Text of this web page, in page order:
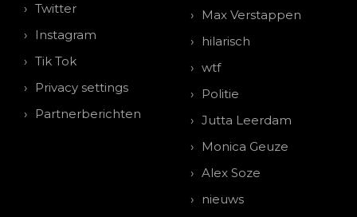
Twitter
Instagram
Tik Tok
Privacy settings
Partnerberichten
Max Verstappen
hilarisch
wtf
Politie
Jutta Leerdam
Monica Geuze
Alex Soze
nieuws